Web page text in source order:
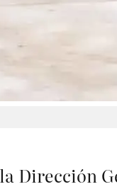
Dirección